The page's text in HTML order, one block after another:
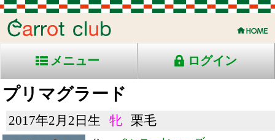
メニュー ログイン
プリマグラード
2017年2月2日生 牝
*ヘニーヒューズ
トゥザレジェンド
BMS キングカメハメハ
生産